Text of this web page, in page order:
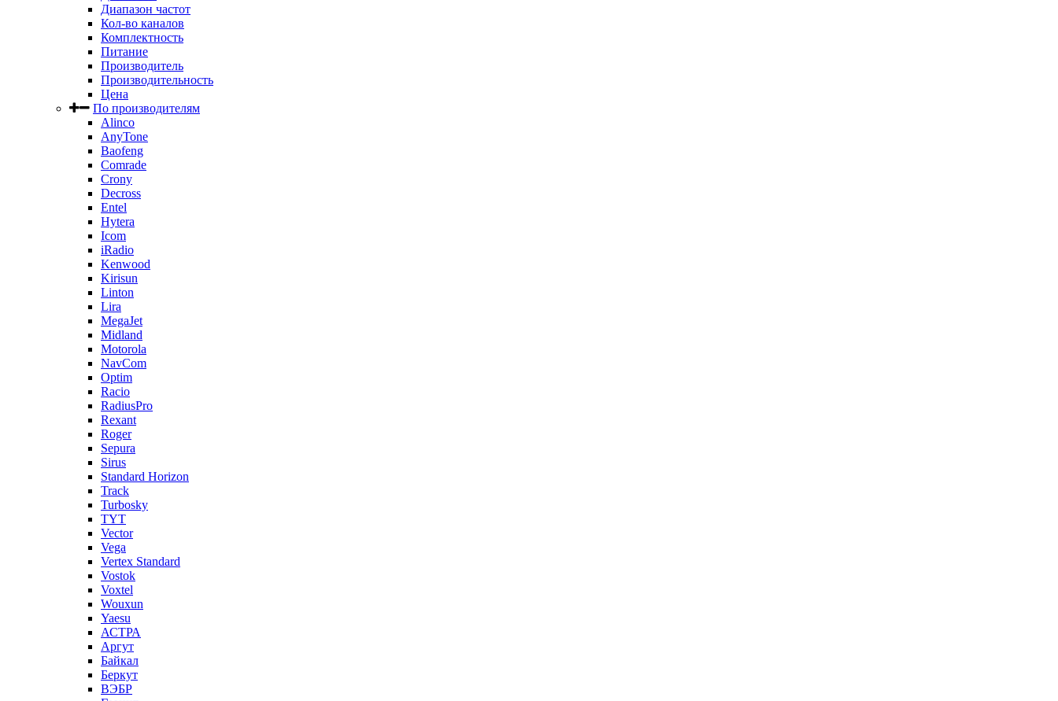
Диапазон частот
Кол-во каналов
Комплектность
Питание
Производитель
Производительность
Цена
По производителям
Alinco
AnyTone
Baofeng
Comrade
Crony
Decross
Entel
Hytera
Icom
iRadio
Kenwood
Kirisun
Linton
Lira
MegaJet
Midland
Motorola
NavCom
Optim
Racio
RadiusPro
Rexant
Roger
Sepura
Sirus
Standard Horizon
Track
Turbosky
TYT
Vector
Vega
Vertex Standard
Vostok
Voxtel
Wouxun
Yaesu
АСТРА
Аргут
Байкал
Беркут
ВЭБР